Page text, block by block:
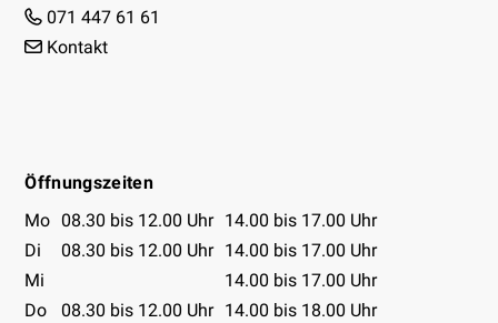
071 447 61 61
Kontakt
Öffnungszeiten
Öffnungszeiten Tabelle
Mo 08.30 bis 12.00 Uhr 14.00 bis 17.00 Uhr
Di
08.30 bis 12.00 Uhr 14.00 bis 17.00 Uhr
Mi
14.00 bis 17.00 Uhr
Do
08.30 bis 12.00 Uhr 14.00 bis 18.00 Uhr